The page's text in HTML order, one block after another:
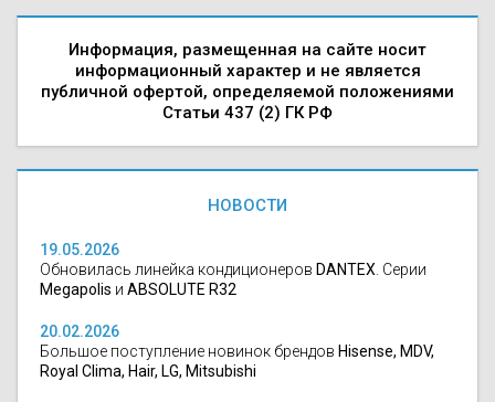
Информация, размещенная на сайте носит
информационный характер и не является
публичной офертой, определяемой положениями
Статьи 437 (2) ГК РФ
НОВОСТИ
19.05.2026
Обновилась линейка кондиционеров DANTEX . Серии
Megapolis и ABSOLUTE R32
20.02.2026
Большое поступление новинок брендов Hisense, MDV,
Royal Clima, Hair, LG, Mitsubishi